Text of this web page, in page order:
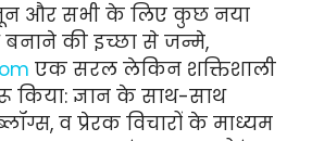
और सभी के लिए कुछ नया
की इच्छा से जन्मे,
एक सरल लेकिन शक्तिशाली
किया: ज्ञान के साथ-साथ
व प्रेरक विचारों के माध्यम